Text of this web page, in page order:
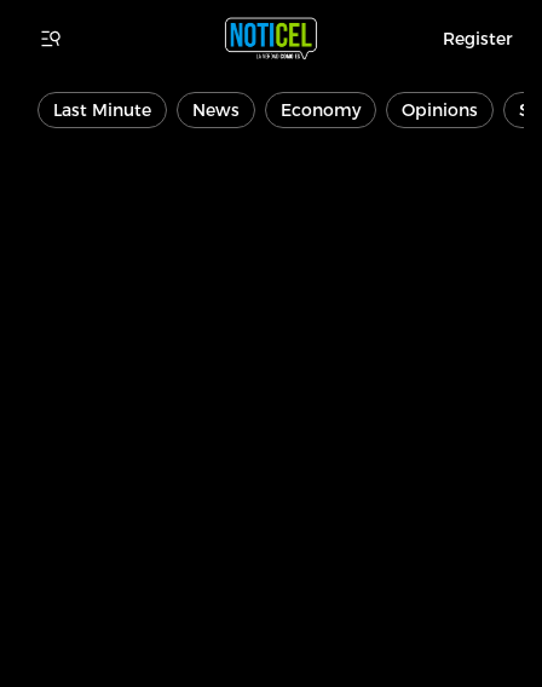
Register
Last Minute News Economy Opinions